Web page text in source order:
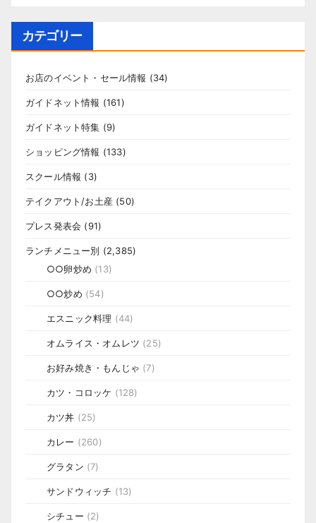
カテゴリー
お店のイベント・セール情報 (34)
ガイドネット情報 (161)
ガイドネット特集 (9)
ショッピング情報 (133)
スクール情報 (3)
テイクアウト/お土産 (50)
プレス発表会 (91)
ランチメニュー別 (2,385)
○○卵炒め (13)
○○炒め (54)
エスニック料理 (44)
オムライス・オムレツ (25)
お好み焼き・もんじゃ (7)
カツ・コロッケ (128)
カツ丼 (25)
カレー (260)
グラタン (7)
サンドウィッチ (13)
シチュー (2)